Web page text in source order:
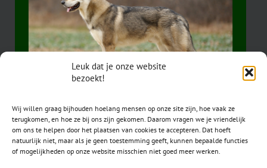
Leuk dat je onze website
bezoekt!
Wij willen graag bijhouden hoelang mensen op onze site zijn, hoe vaak ze
terugkomen, en hoe ze bij ons zijn gekomen. Daarom vragen we je vriendelijk
om ons te helpen door het plaatsen van cookies te accepteren. Dat hoeft
natuurlijk niet, maar als je geen toestemming geeft, kunnen bepaalde functies
of mogelijkheden op onze website misschien niet goed meer werken.